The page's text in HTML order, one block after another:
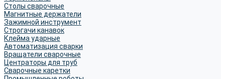
Столы сварочные
Магнитные держатели
Зажимной инструмент
Строгачи канавок
Клейма ударные
Автоматизация сварки
Вращатели сварочные
Центраторы для труб
Сварочные каретки